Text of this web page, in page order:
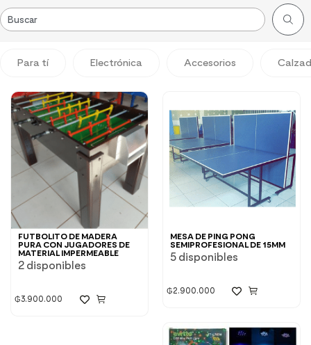
Para tí Electrónica Accesorios
FUTBOLITO DE MADERA
PURA CON JUGADORES DE
MATERIAL IMPERMEABLE
2 disponibles
₲3.900.000
MESA DE PING PONG
SEMIPROFESIONAL DE 15MM
5 disponibles
₲2.900.000